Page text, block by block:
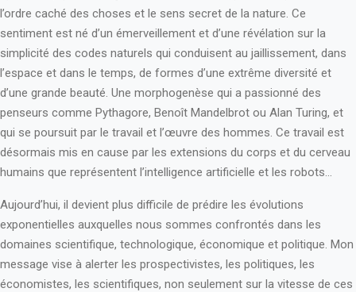
l’ordre caché des choses et le sens secret de la nature. Ce
sentiment est né d’un émerveillement et d’une révélation sur la
simplicité des codes naturels qui conduisent au jaillissement, dans
l’espace et dans le temps, de formes d’une extrême diversité et
d’une grande beauté. Une morphogenèse qui a passionné des
penseurs comme Pythagore, Benoît Mandelbrot ou Alan Turing, et
qui se poursuit par le travail et l’œuvre des hommes. Ce travail est
désormais mis en cause par les extensions du corps et du cerveau
humains que représentent l’intelligence artificielle et les robots...
Aujourd’hui, il devient plus difficile de prédire les évolutions
exponentielles auxquelles nous sommes confrontés dans les
domaines scientifique, technologique, économique et politique. Mon
message vise à alerter les prospectivistes, les politiques, les
économistes, les scientifiques, non seulement sur la vitesse de ces